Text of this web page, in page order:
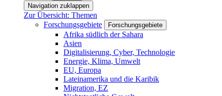
Navigation zuklappen
Zur Übersicht: Themen
Forschungsgebiete
Forschungsgebiete
Afrika südlich der Sahara
Asien
Digitalisierung, Cyber, Technologie
Energie, Klima, Umwelt
EU, Europa
Lateinamerika und die Karibik
Migration, EZ